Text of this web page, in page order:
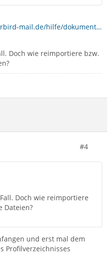
mail.de/hilfe/dokument…
Doch wie reimportiere bzw.
#4
Doch wie reimportiere
Dateien?
und erst mal dem
Profilverzeichnisses